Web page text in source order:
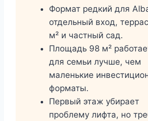
Формат редкий для
отдельный вход,
м² и частный сад.
Площадь 98 м²
для семьи лучше, чем
маленькие
форматы.
Первый этаж убирает
проблему лифта, но